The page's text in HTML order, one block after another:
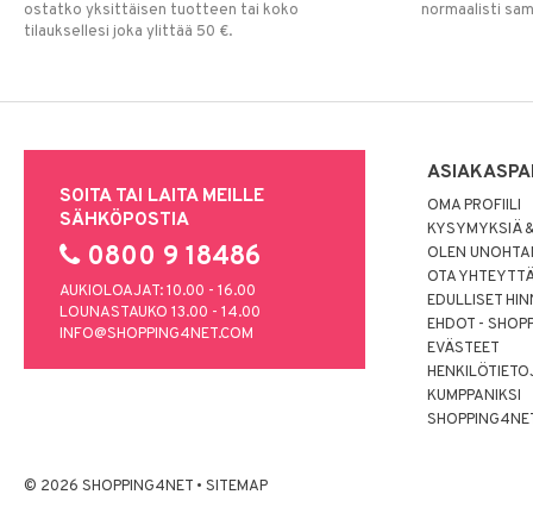
ostatko yksittäisen tuotteen tai koko
tilauksellesi joka ylittää 50 €.
normaalisti
SOITA TAI LAITA MEILLE
SÄHKÖPOSTIA
0800 9 18486
AUKIOLOAJAT: 10.00 - 16.00
LOUNASTAUKO 13.00 - 14.00
INFO@SHOPPING4NET.COM
OMA PROFIILI
KYSYMYKSIÄ
OLEN
OTA
EDULLISET
EHDOT -
EVÄSTEET
KUMPPANIKSI
© 2026 SHOPPING4NET • SITEMAP